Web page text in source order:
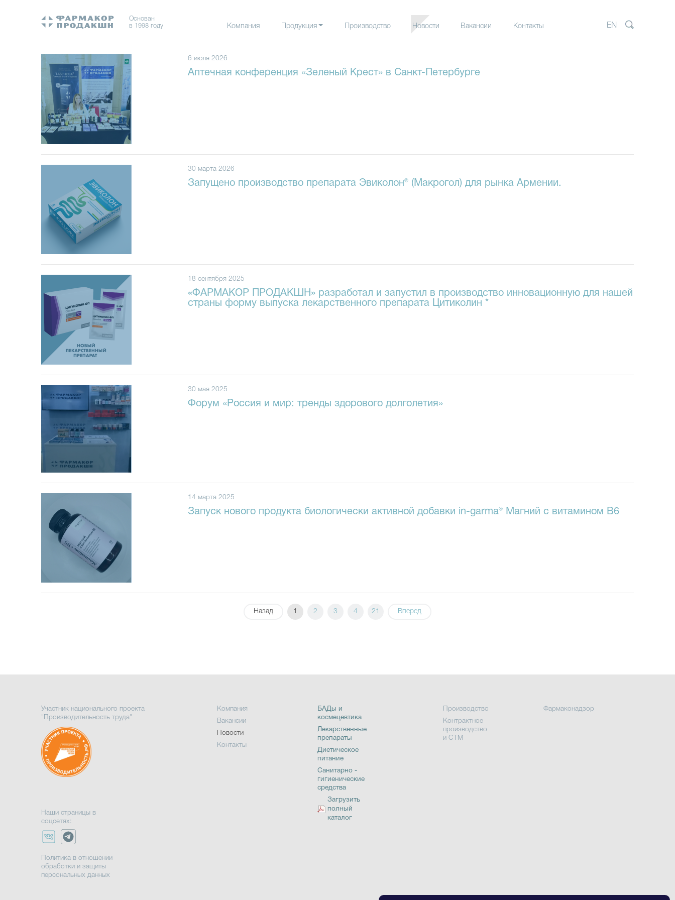
Основан
в 1998 году
Компания Продукция
Рецептурные
Производство Новости Вакансии Контакты EN
6 июля 2026
Аптечная конференция «Зеленый Крест» в Санкт-Петербурге
30 марта 2026
Запущено производство препарата Эвиколон® (Макрогол) для рынка Армении.
18 сентября 2025
«ФАРМАКОР ПРОДАКШН» разработал и запустил в производство инновационную для нашей
страны форму выпуска лекарственного препарата Цитиколин *
30 мая 2025
Форум «Россия и мир: тренды здорового долголетия»
14 марта 2025
Запуск нового продукта биологически активной добавки in-garma® Магний с витамином В6
Назад 1 2 3 4 21 Вперед
Участник национального проекта
"Производительность труда"
Наши страницы в
соцсетях:
Политика в отношении
обработки и защиты
персональных данных
Компания
Вакансии
Новости
Контакты
БАДы и
космецевтика
Лекарственные
препараты
Диетическое
питание
Санитарно -
гигиенические
средства
Загрузить
полный
каталог
Производство
Контрактное
производство
и СТМ
Фармаконадзор